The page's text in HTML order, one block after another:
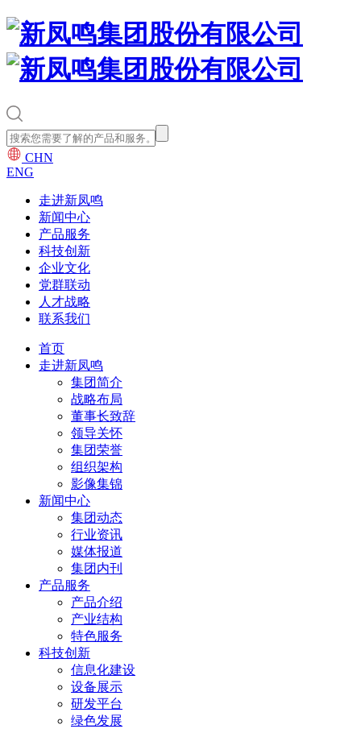
CHN
ENG
走进新凤鸣
新闻中心
产品服务
科技创新
企业文化
党群联动
人才战略
联系我们
首页
走进新凤鸣
集团简介
战略布局
董事长致辞
领导关怀
集团荣誉
组织架构
影像集锦
新闻中心
集团动态
行业资讯
媒体报道
集团内刊
产品服务
产品介绍
产业结构
特色服务
科技创新
信息化建设
设备展示
研发平台
绿色发展